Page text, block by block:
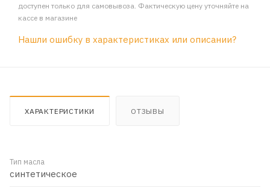
доступен только для самовывоза. Фактическую цену уточняйте на
кассе в магазине
Нашли ошибку в характеристиках или описании?
ХАРАКТЕРИСТИКИ ОТЗЫВЫ
Тип масла
синтетическое